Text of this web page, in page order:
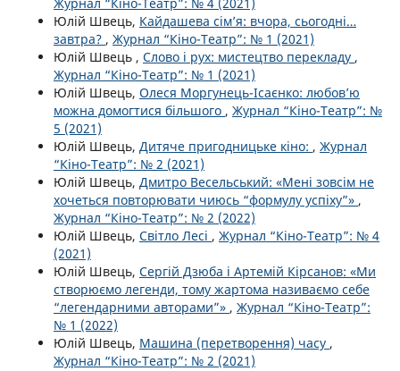
Журнал “Кіно-Театр”: № 4 (2021)
Юлій Швець, Кайдашева сім’я: вчора, сьогодні…
завтра? , Журнал “Кіно-Театр”: № 1 (2021)
Юлій Швець , Слово і рух: мистецтво перекладу ,
Журнал “Кіно-Театр”: № 1 (2021)
Юлій Швець, Олеся Моргунець-Ісаєнко: любов’ю
можна домогтися більшого , Журнал “Кіно-Театр”: №
5 (2021)
Юлій Швець, Дитяче пригодницьке кіно: , Журнал
“Кіно-Театр”: № 2 (2021)
Юлій Швець, Дмитро Весельський: «Мені зовсім не
хочеться повторювати чиюсь “формулу успіху”» ,
Журнал “Кіно-Театр”: № 2 (2022)
Юлій Швець, Світло Лесі , Журнал “Кіно-Театр”: № 4
(2021)
Юлій Швець, Сергій Дзюба і Артемій Кірсанов: «Ми
створюємо легенди, тому жартома називаємо себе
“легендарними авторами”» , Журнал “Кіно-Театр”:
№ 1 (2022)
Юлій Швець, Машина (перетворення) часу ,
Журнал “Кіно-Театр”: № 2 (2021)